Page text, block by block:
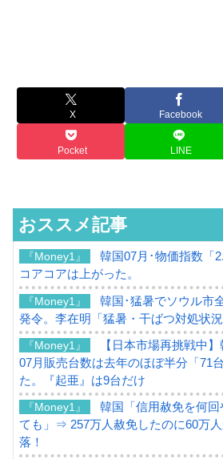
X Facebook
Pocket LINE
おススメ記事
『Money1』
韓国07月･物価指数「
コアコアは上がった。
『Money1』
韓国･猛暑でソウル市
発令。李在明「猛暑・干ばつ対処状況
『Money1』
【日本市場再挑戦中
07月販売台数は去年のほぼ半分「71
た。『起亜』は9台だけ
『Money1』
韓国「信用赦免を何
ても」⇒ 257万人赦免したのに60万
落！